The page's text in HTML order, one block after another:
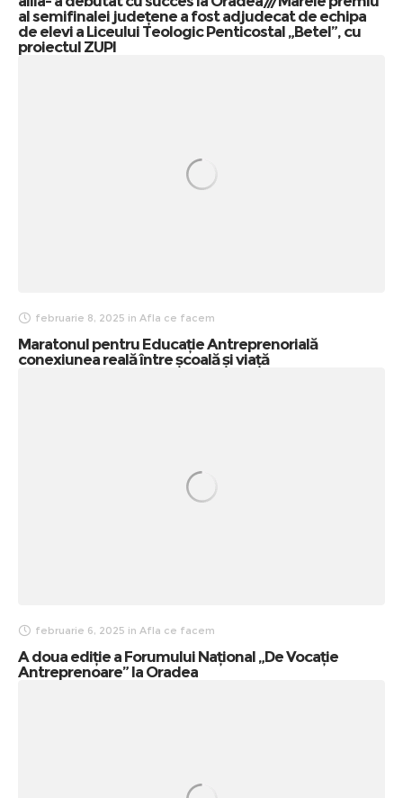
al semifinalei județene a fost adjudecat de echipa
de elevi a Liceului Teologic Penticostal „Betel”, cu
proiectul ZUPI
februarie 8, 2025 in Afla ce facem
Maratonul pentru Educație Antreprenorială
conexiunea reală între școală și viață
februarie 6, 2025 in Afla ce facem
A doua ediție a Forumului Național „De Vocație
Antreprenoare” la Oradea